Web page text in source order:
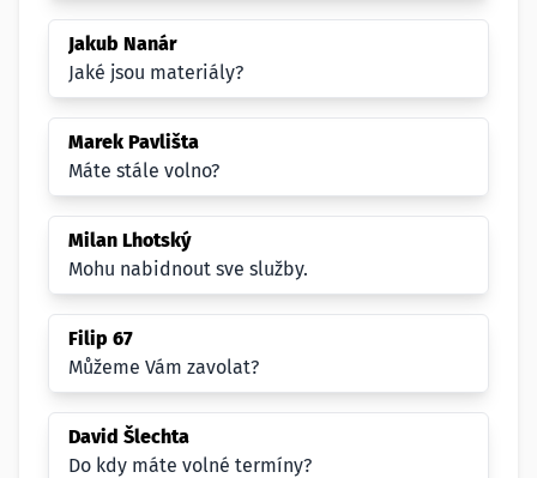
Jakub Nanár
Jaké jsou materiály?
Marek Pavlišta
Máte stále volno?
Milan Lhotský
Mohu nabidnout sve služby.
Filip 67
Můžeme Vám zavolat?
David Šlechta
Do kdy máte volné termíny?